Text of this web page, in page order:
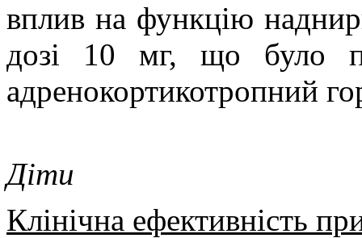
вплив на функцію
дозі 10 мг, що було
адренокортикотропний
Діти
Клінічна ефективність